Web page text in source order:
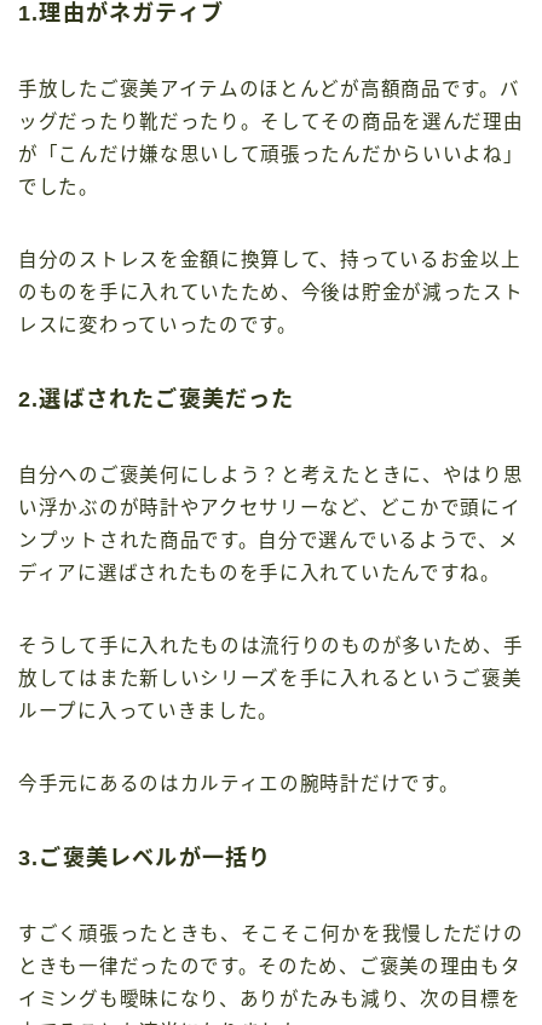
1.理由がネガティブ
手放したご褒美アイテムのほとんどが高額商品です。バ
ッグだったり靴だったり。そしてその商品を選んだ理由
が「こんだけ嫌な思いして頑張ったんだからいいよね」
でした。
自分のストレスを金額に換算して、持っているお金以上
のものを手に入れていたため、今後は貯金が減ったスト
レスに変わっていったのです。
2.選ばされたご褒美だった
自分へのご褒美何にしよう？と考えたときに、やはり思
い浮かぶのが時計やアクセサリーなど、どこかで頭にイ
ンプットされた商品です。自分で選んでいるようで、メ
ディアに選ばされたものを手に入れていたんですね。
そうして手に入れたものは流行りのものが多いため、手
放してはまた新しいシリーズを手に入れるというご褒美
ループに入っていきました。
今手元にあるのはカルティエの腕時計だけです。
3.ご褒美レベルが一括り
すごく頑張ったときも、そこそこ何かを我慢しただけの
ときも一律だったのです。そのため、ご褒美の理由もタ
イミングも曖昧になり、ありがたみも減り、次の目標を